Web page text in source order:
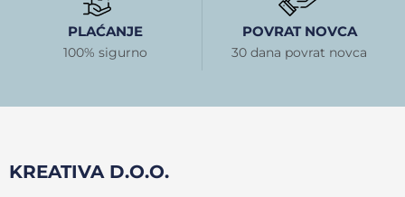
PLAĆANJE
100% sigurno
POVRAT NOVCA
30 dana povrat novca
KREATIVA D.O.O.